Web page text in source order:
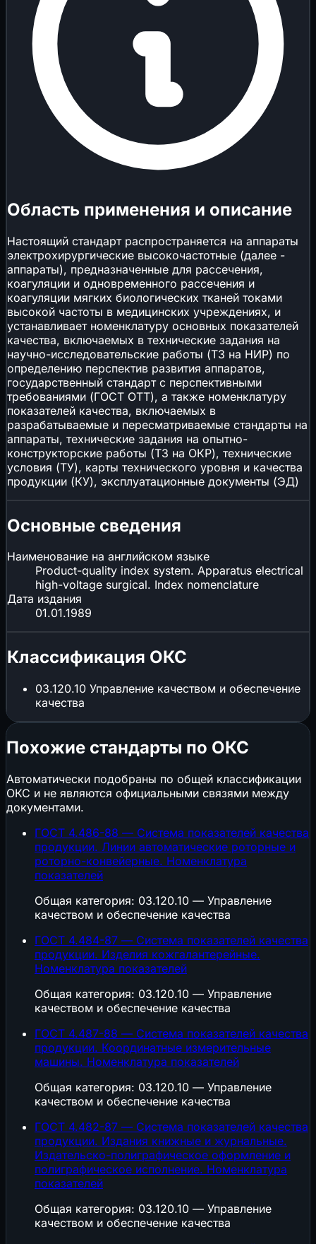
Область применения и описание
Настоящий стандарт распространяется на аппараты
электрохирургические высокочастотные (далее -
аппараты), предназначенные для рассечения,
коагуляции и одновременного рассечения и
коагуляции мягких биологических тканей токами
высокой частоты в медицинских учреждениях, и
устанавливает номенклатуру основных показателей
качества, включаемых в технические задания на
научно-исследовательские работы (ТЗ на НИР) по
определению перспектив развития аппаратов,
государственный стандарт с перспективными
требованиями (ГОСТ ОТТ), а также номенклатуру
показателей качества, включаемых в
разрабатываемые и пересматриваемые стандарты на
аппараты, технические задания на опытно-
конструкторские работы (ТЗ на ОКР), технические
условия (ТУ), карты технического уровня и качества
продукции (КУ), эксплуатационные документы (ЭД)
Основные сведения
Наименование на английском языке
Product-quality index system. Apparatus electrical
high-voltage surgical. Index nomenclature
Дата издания
01.01.1989
Классификация ОКС
03.120.10 Управление качеством и обеспечение
качества
Похожие стандарты по ОКС
Автоматически подобраны по общей классификации
ОКС и не являются официальными связями между
документами.
ГОСТ 4.486-88 — Система показателей качества
продукции. Линии автоматические роторные и
роторно-конвейерные. Номенклатура
показателей
Общая категория: 03.120.10 — Управление
качеством и обеспечение качества
ГОСТ 4.484-87 — Система показателей качества
продукции. Изделия кожгалантерейные.
Номенклатура показателей
Общая категория: 03.120.10 — Управление
качеством и обеспечение качества
ГОСТ 4.487-88 — Система показателей качества
продукции. Координатные измерительные
машины. Номенклатура показателей
Общая категория: 03.120.10 — Управление
качеством и обеспечение качества
ГОСТ 4.482-87 — Система показателей качества
продукции. Издания книжные и журнальные.
Издательско-полиграфическое оформление и
полиграфическое исполнение. Номенклатура
показателей
Общая категория: 03.120.10 — Управление
качеством и обеспечение качества